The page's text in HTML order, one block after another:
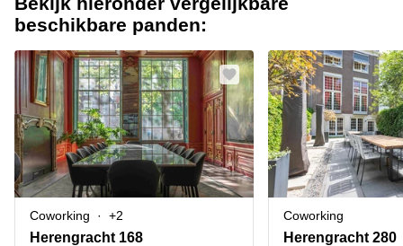
Business
Flexplekken
Coworking
Spaces
Vergaderruimten
Virtueel
Kantoor
Bedrijfsruimte
Alkmaar
Oost
Amsterdam
Westpoort
Bergen
op
Zoom
Amersfoort
Breda
Kantoorruimte
in Breda
Kantoor
huren
Bergen
op
Zoom
Kantoor
huren
Tiel
Kantoor
huren
Over ons
Voeg je kantoorruimte toe
Huurprijs
Log in
beschikbare panden:
Coworking +2
Herengracht 168
Coworking
Herengracht 280